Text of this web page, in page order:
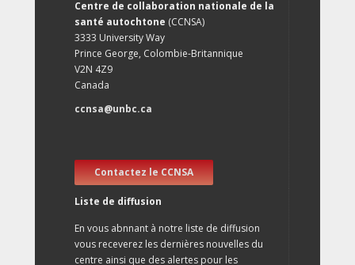
Centre de collaboration nationale de la
santé autochtone (CCNSA)
3333 University Way
Prince George, Colombie-Britannique
V2N 4Z9
Canada
ccnsa@unbc.ca
Contactez le CCNSA
Liste de diffusion
En vous abnnant à notre liste de diffusion
vous receverez les dernières nouvelles du
centre ainsi que des alertes pour les